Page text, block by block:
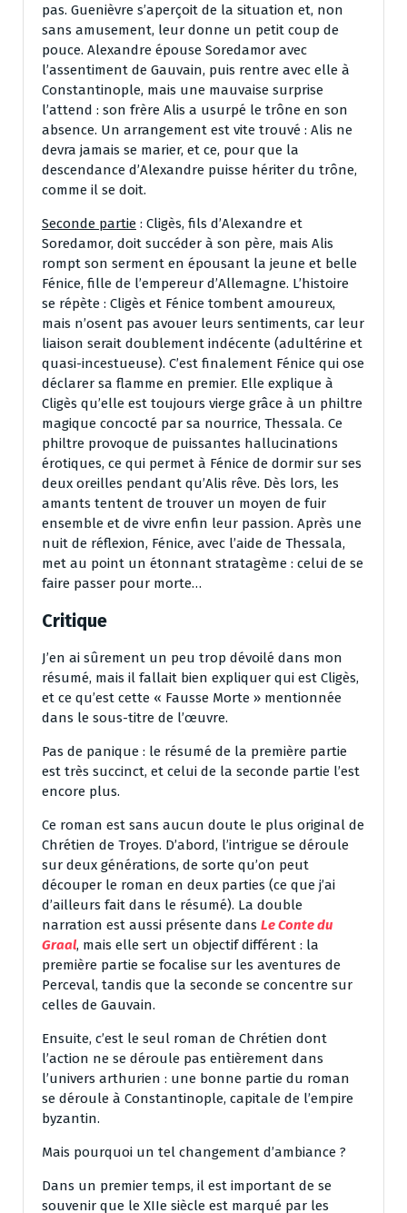
pas. Guenièvre s’aperçoit de la situation et, non
sans amusement, leur donne un petit coup de
pouce. Alexandre épouse Soredamor avec
l’assentiment de Gauvain, puis rentre avec elle à
Constantinople, mais une mauvaise surprise
l’attend : son frère Alis a usurpé le trône en son
absence. Un arrangement est vite trouvé : Alis ne
devra jamais se marier, et ce, pour que la
descendance d’Alexandre puisse hériter du trône,
comme il se doit.
Seconde partie : Cligès, fils d’Alexandre et
Soredamor, doit succéder à son père, mais Alis
rompt son serment en épousant la jeune et belle
Fénice, fille de l’empereur d’Allemagne. L’histoire
se répète : Cligès et Fénice tombent amoureux,
mais n’osent pas avouer leurs sentiments, car leur
liaison serait doublement indécente (adultérine et
quasi-incestueuse). C’est finalement Fénice qui ose
déclarer sa flamme en premier. Elle explique à
Cligès qu’elle est toujours vierge grâce à un philtre
magique concocté par sa nourrice, Thessala. Ce
philtre provoque de puissantes hallucinations
érotiques, ce qui permet à Fénice de dormir sur ses
deux oreilles pendant qu’Alis rêve. Dès lors, les
amants tentent de trouver un moyen de fuir
ensemble et de vivre enfin leur passion. Après une
nuit de réflexion, Fénice, avec l’aide de Thessala,
met au point un étonnant stratagème : celui de se
faire passer pour morte…
Critique
J’en ai sûrement un peu trop dévoilé dans mon
résumé, mais il fallait bien expliquer qui est Cligès,
et ce qu’est cette « Fausse Morte » mentionnée
dans le sous-titre de l’œuvre.
Pas de panique : le résumé de la première partie
est très succinct, et celui de la seconde partie l’est
encore plus.
Ce roman est sans aucun doute le plus original de
Chrétien de Troyes. D’abord, l’intrigue se déroule
sur deux générations, de sorte qu’on peut
découper le roman en deux parties (ce que j’ai
d’ailleurs fait dans le résumé). La double
narration est aussi présente dans Le Conte du
Graal, mais elle sert un objectif différent : la
première partie se focalise sur les aventures de
Perceval, tandis que la seconde se concentre sur
celles de Gauvain.
Ensuite, c’est le seul roman de Chrétien dont
l’action ne se déroule pas entièrement dans
l’univers arthurien : une bonne partie du roman
se déroule à Constantinople, capitale de l’empire
byzantin.
Mais pourquoi un tel changement d’ambiance ?
Dans un premier temps, il est important de se
souvenir que le XIIe siècle est marqué par les